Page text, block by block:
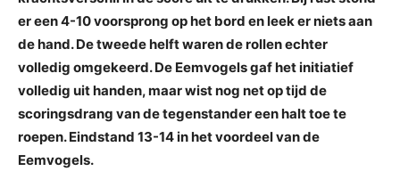
er een 4-10 voorsprong op het bord en leek er niets aan
de hand. De tweede helft waren de rollen echter
volledig omgekeerd. De Eemvogels gaf het initiatief
volledig uit handen, maar wist nog net op tijd de
scoringsdrang van de tegenstander een halt toe te
roepen. Eindstand 13-14 in het voordeel van de
Eemvogels.